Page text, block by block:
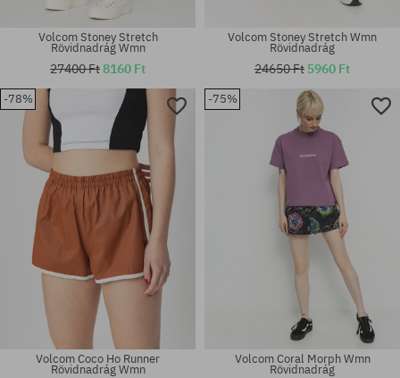
Elérhető méretek:
25; 26; 27; 28; 29; 30; 31
Elérhető méretek:
Volcom Stoney Stretch
Rövidnadrág Wmn
27400 Ft8160 Ft
Volcom Stoney Stretch Wmn
Rövidnadrág
24650 Ft 5960 Ft
-78%
Volcom Coco Ho Runner
Rövidnadrág Wmn
-75%
Volcom Coral Morph Wmn
Rövidnadrág